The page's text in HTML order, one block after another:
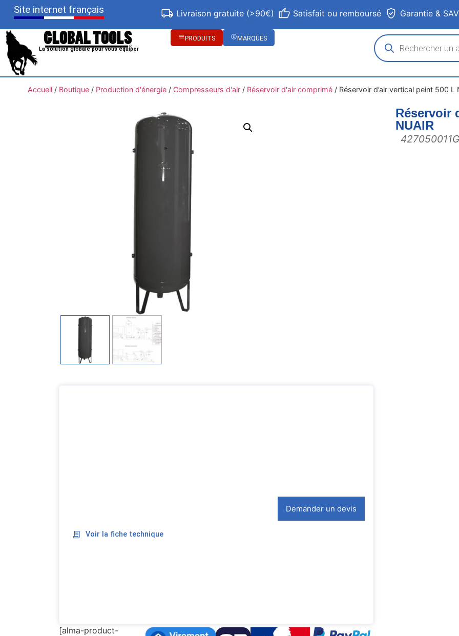
Site internet français Livraison gratuite (>90€) Satisfait ou remboursé Garantie & SAV
La solution globale pour vous équiper
PRODUITS MARQUES
Accueil/ Boutique/ Production d'énergie/ Compresseurs d'air/ Réservoir d'air comprimé/ Réservoir d’air vertical peint 500 L
Réservoir
NUAIR
Demander un devis
Voir la fiche technique
[alma-product-